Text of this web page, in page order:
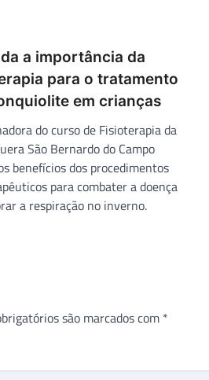
a importância da
para o tratamento
em crianças
do curso de Fisioterapia da
São Bernardo do Campo
benefícios dos procedimentos
para combater a doença
a respiração no inverno.
são marcados com *